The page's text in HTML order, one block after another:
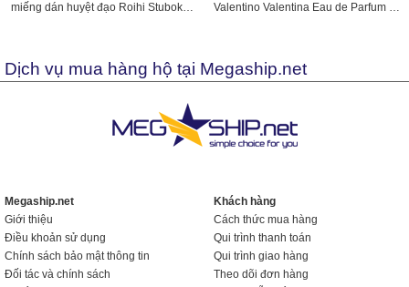
miếng dán huyệt đạo Roihi Stuboko hộp 156 miếng Hàng Nhật
Valentino Valentina Eau de Parfum - 50 ml
Dịch vụ mua hàng hộ tại Megaship.net
Megaship.net
Giới thiệu
Điều khoản sử dụng
Chính sách bảo mật thông tin
Đối tác và chính sách
Khách hàng
Cách thức mua hàng
Qui trình thanh toán
Qui trình giao hàng
Theo dõi đơn hàng